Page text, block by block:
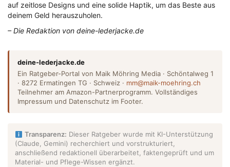
auf zeitlose Designs und eine solide Haptik, um das Beste aus
deinem Geld herauszuholen.
– Die Redaktion von deine-lederjacke.de
deine-lederjacke.de
Ein Ratgeber-Portal von Maik Möhring Media · Schöntalweg 1
· 8272 Ermatingen TG · Schweiz · mm@maik-moehring.ch
Teilnehmer am Amazon-Partnerprogramm. Vollständiges
Impressum und Datenschutz im Footer.
Transparenz: Dieser Ratgeber wurde mit KI-Unterstützung
(Claude, Gemini) recherchiert und vorstrukturiert,
anschließend redaktionell überarbeitet, faktengeprüft und um
Material- und Pflege-Wissen ergänzt.